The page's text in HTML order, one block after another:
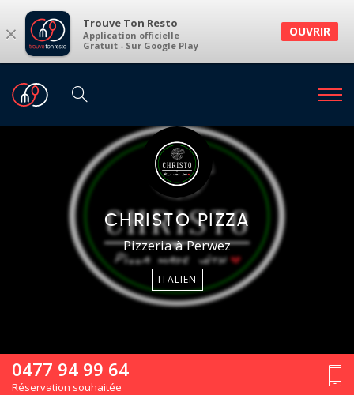
× Trouve Ton Resto
Application officielle
Gratuit - Sur Google Play
OUVRIR
CHRISTO PIZZA
Pizzeria à Perwez
ITALIEN
0477 94 99 64
Réservation souhaitée